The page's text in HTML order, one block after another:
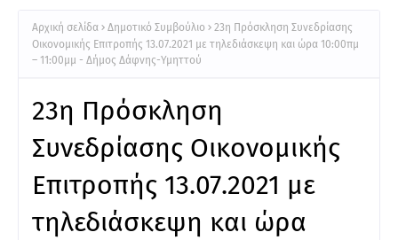
Αρχική σελίδα Δημοτικό Συμβούλιο
23η Πρόσκληση Συνεδρίασης
Οικονομικής Επιτροπής 13.07.2021 με τηλεδιάσκεψη και ώρα 10:00πμ
– 11:00μμ - Δήμος Δάφνης-Υμηττού
23η Πρόσκληση
Συνεδρίασης Οικονομικής
Επιτροπής 13.07.2021 με
τηλεδιάσκεψη και ώρα